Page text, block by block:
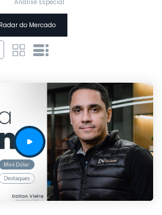
Análise Especial
Radar do Mercado